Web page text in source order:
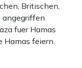
Britischen,
angegriffen
fuer Hamas
Hamas feiern.